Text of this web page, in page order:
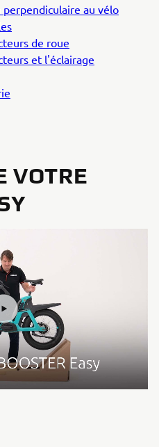
au vélo
de roue
et l'éclairage
VOTRE